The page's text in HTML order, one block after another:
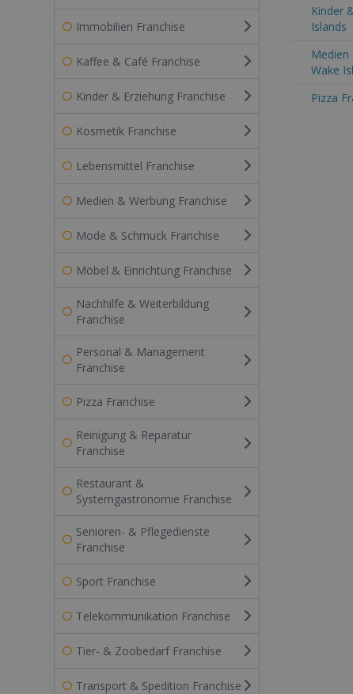
Immobilien Franchise
Kaffee & Café Franchise
Kinder & Erziehung Franchise
Kosmetik Franchise
Lebensmittel Franchise
Medien & Werbung Franchise
Mode & Schmuck Franchise
Möbel & Einrichtung Franchise
Nachhilfe & Weiterbildung
Franchise
Personal & Management
Franchise
Pizza Franchise
Reinigung & Reparatur
Franchise
Restaurant &
Systemgastronomie Franchise
Senioren- & Pflegedienste
Franchise
Sport Franchise
Telekommunikation Franchise
Tier- & Zoobedarf Franchise
Transport & Spedition Franchise
Kinder
Islands
Medien
Wake
Pizza